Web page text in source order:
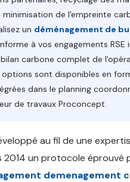
minimisation de l'empreinte
un déménagement de
à vos engagements RSE
carbone complet de
options sont disponibles en
dans le planning
de travaux Proconcept.
au fil de une
2014 un protocole éprouvé
demenagement